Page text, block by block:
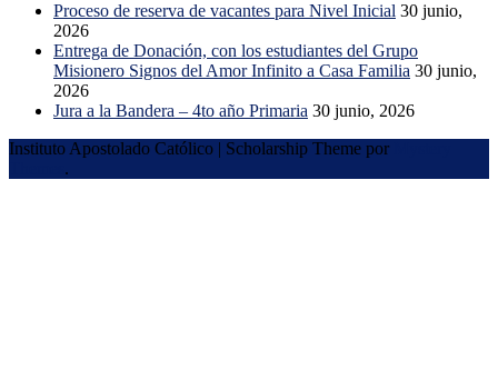
Proceso de reserva de vacantes para Nivel Inicial 30 junio,
2026
Entrega de Donación, con los estudiantes del Grupo
Misionero Signos del Amor Infinito a Casa Familia 30 junio,
2026
Jura a la Bandera – 4to año Primaria 30 junio, 2026
Instituto Apostolado Católico | Scholarship Theme por
.